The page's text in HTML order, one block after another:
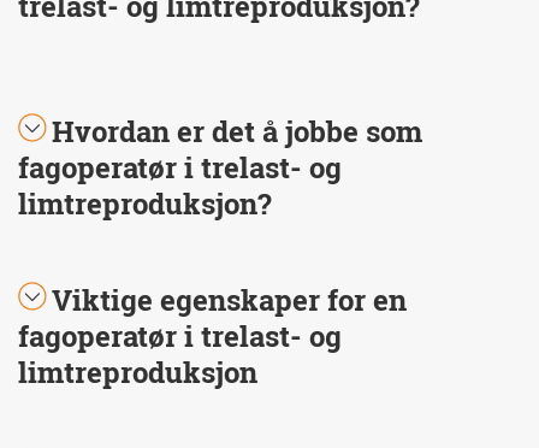
Hvordan er det å jobbe som
fagoperatør i trelast- og
limtreproduksjon?
Viktige egenskaper for en
fagoperatør i trelast- og
limtreproduksjon